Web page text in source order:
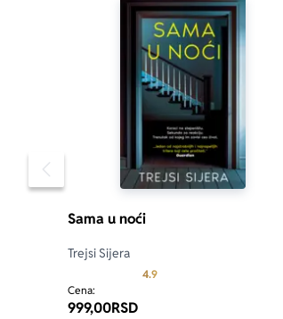
Pomeranje sadržaja slajdera u levo
Sama u noći
Trejsi Sijera
4.9Prosecna ocena je 4.9 od 5
Cena:
999,00RSD